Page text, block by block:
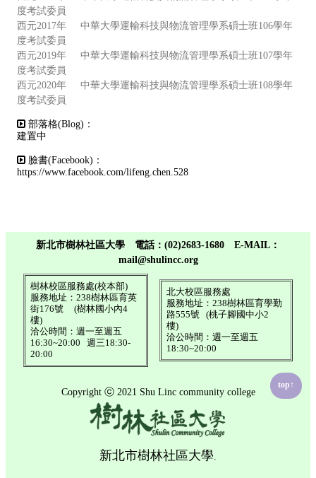
度考試委員
西元2017年 中華大學運輸科技與物流管理學系碩士班106學年
度考試委員
西元2019年 中華大學運輸科技與物流管理學系碩士班107學年
度考試委員
西元2020年 中華大學運輸科技與物流管理學系碩士班108學年
度考試委員
部落格(Blog)：
建置中
臉書(Facebook)：
https://www.facebook.com/lifeng.chen.528
新北市樹林社區大學 電話：(02)2683-1680 E-MAIL：
mail@shulincc.org
樹林校區服務處(校本部)
服務地址：238樹林區育英
街176號​ (樹林國小內4
樓)
洽公時間：​週一至週五
16:30~20:00 週三18:30-
20:00
北大校區服務處
服務地址：238樹林區育學勤
路555號​ (桃子腳國中小2
樓)
洽公時間：週一至週五
18:30~20:00
Copyright ⓒ 2021 Shu Linc community college
新北市樹林社區大學
top↑